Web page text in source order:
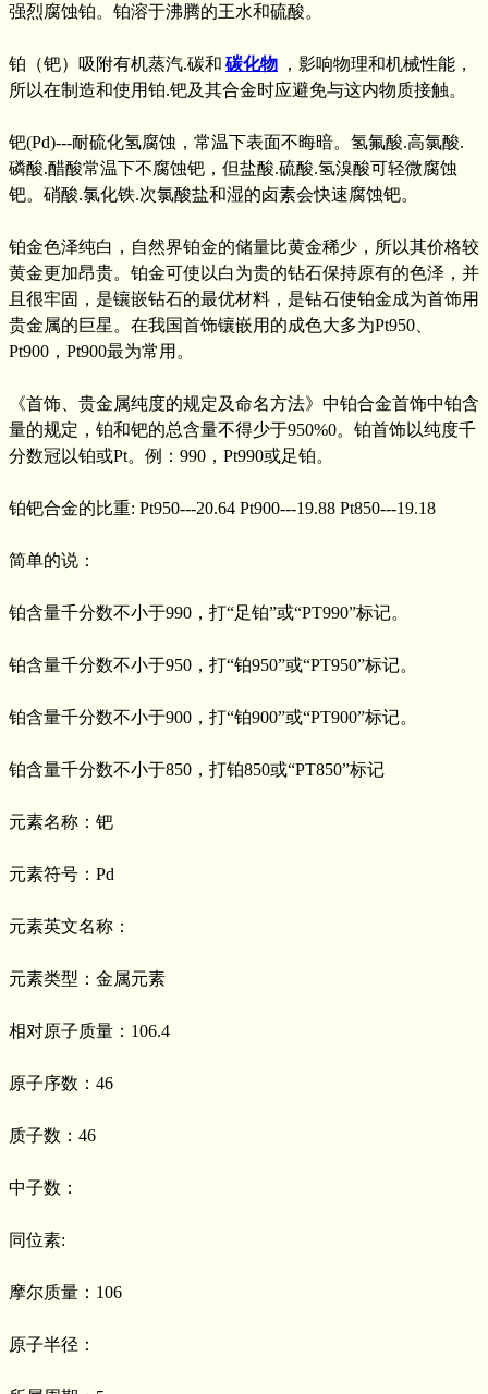
强烈腐蚀铂。铂溶于沸腾的王水和硫酸。
铂（钯）吸附有机蒸汽.碳和 碳化物 ，影响物理和机械性能，
所以在制造和使用铂.钯及其合金时应避免与这内物质接触。
钯(Pd)---耐硫化氢腐蚀，常温下表面不晦暗。氢氟酸.高氯酸.
磷酸.醋酸常温下不腐蚀钯，但盐酸.硫酸.氢溴酸可轻微腐蚀
钯。硝酸.氯化铁.次氯酸盐和湿的卤素会快速腐蚀钯。
铂金色泽纯白，自然界铂金的储量比黄金稀少，所以其价格较
黄金更加昂贵。铂金可使以白为贵的钻石保持原有的色泽，并
且很牢固，是镶嵌钻石的最优材料，是钻石使铂金成为首饰用
贵金属的巨星。在我国首饰镶嵌用的成色大多为Pt950、
Pt900，Pt900最为常用。
《首饰、贵金属纯度的规定及命名方法》中铂合金首饰中铂含
量的规定，铂和钯的总含量不得少于950%0。铂首饰以纯度千
分数冠以铂或Pt。例：990，Pt990或足铂。
铂钯合金的比重: Pt950---20.64 Pt900---19.88 Pt850---19.18
简单的说：
铂含量千分数不小于990，打“足铂”或“PT990”标记。
铂含量千分数不小于950，打“铂950”或“PT950”标记。
铂含量千分数不小于900，打“铂900”或“PT900”标记。
铂含量千分数不小于850，打铂850或“PT850”标记
元素名称：钯
元素符号：Pd
元素英文名称：
元素类型：金属元素
相对原子质量：106.4
原子序数：46
质子数：46
中子数：
同位素:
摩尔质量：106
原子半径：